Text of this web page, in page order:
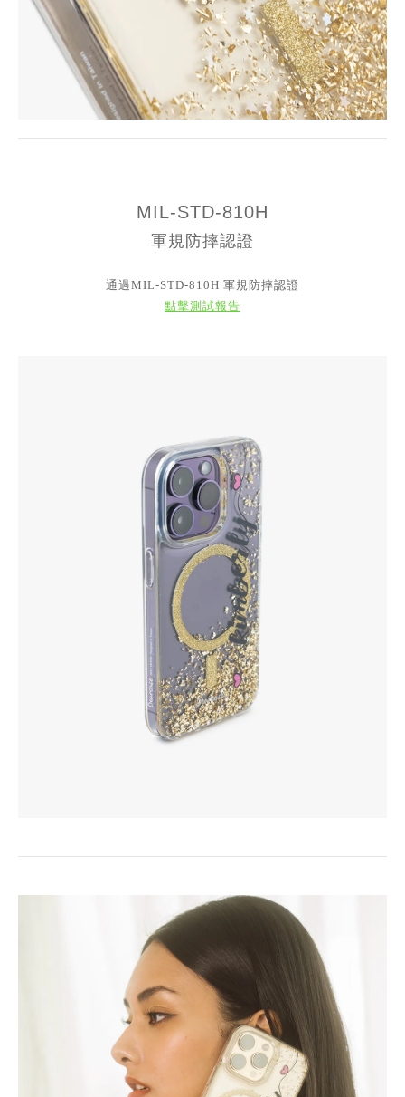
MIL-STD-810H
軍規防摔認證
通過MIL-STD-810H 軍規防摔認證
點擊測試報告